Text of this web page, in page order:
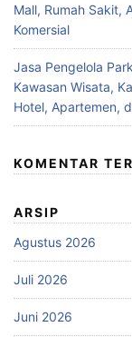
Mall, Rumah Sakit,
Komersial
Jasa Pengelola
Kawasan Wisata,
Hotel, Apartemen,
KOMENTAR
ARSIP
Agustus 2026
Juli 2026
Juni 2026